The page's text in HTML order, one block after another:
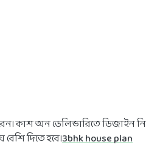
কাশ অন ডেলিভারিতে ডিজাইন
দিতে হবে।3bhk house plan